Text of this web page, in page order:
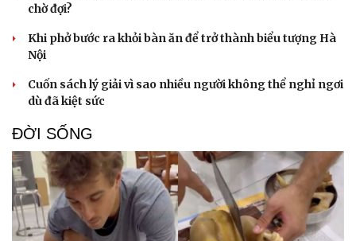
chờ đợi?
Khi phở bước ra khỏi bàn ăn để trở thành biểu tượng Hà
Nội
Cuốn sách lý giải vì sao nhiều người không thể nghỉ ngơi
dù đã kiệt sức
ĐỜI SỐNG